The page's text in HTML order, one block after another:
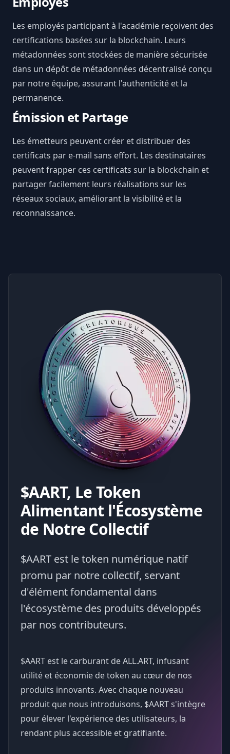
Les employés participant à l'académie reçoivent des
certifications basées sur la blockchain. Leurs
métadonnées sont stockées de manière sécurisée
dans un dépôt de métadonnées décentralisé conçu
par notre équipe, assurant l'authenticité et la
permanence.
Émission et Partage
Les émetteurs peuvent créer et distribuer des
certificats par e-mail sans effort. Les destinataires
peuvent frapper ces certificats sur la blockchain et
partager facilement leurs réalisations sur les
réseaux sociaux, améliorant la visibilité et la
reconnaissance.
$AART, Le Token
Alimentant l'Écosystème
de Notre Collectif
$AART est le token numérique natif
promu par notre collectif, servant
d'élément fondamental dans
l'écosystème des produits développés
par nos contributeurs.
$AART est le carburant de ALL.ART, infusant
utilité et économie de token au cœur de nos
produits innovants. Avec chaque nouveau
produit que nous introduisons, $AART s'intègre
pour élever l'expérience des utilisateurs, la
rendant plus accessible et gratifiante.